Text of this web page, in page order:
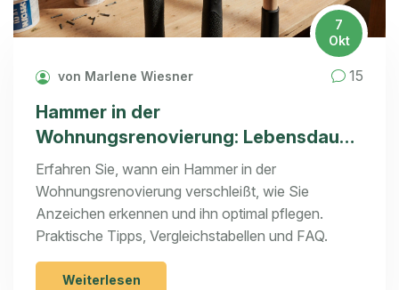
7
Okt
von Marlene Wiesner 15
Hammer in der
Wohnungsrenovierung: Lebensdauer
& Wartung
Erfahren Sie, wann ein Hammer in der
Wohnungsrenovierung verschleißt, wie Sie
Anzeichen erkennen und ihn optimal pflegen.
Praktische Tipps, Vergleichstabellen und FAQ.
Weiterlesen